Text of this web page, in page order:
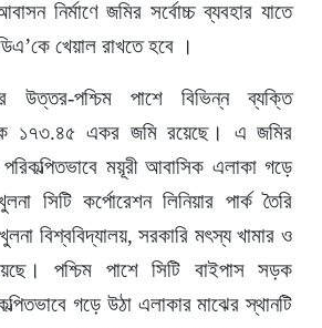
নির্মাণে জমির সর্বোচ্চ ব্যবহার যাতে
খেয়াল রাখতে হবে ।
উত্তর-পশ্চিম পাশে বিভিন্ন ব্যক্তি
১৭৩.৪৫ একর জমি রয়েছে। এ জমির
ময়ূরী আবাসিক এলাকা গড়ে
সিটি কর্পোরেশন লিনিয়ার পার্ক তৈরি
বিশ্ববিদ্যালয়, সরকারি মৎস্য খামার ও
পশ্চিম পাশে সিটি বাইপাস সড়ক
গড়ে উঠা এলাকার মাঝের স্থানটি